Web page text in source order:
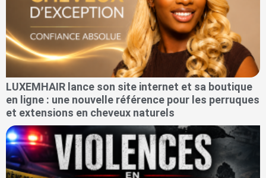
LUXEMHAIR lance son site internet et sa boutique
en ligne : une nouvelle référence pour les perruques
et extensions en cheveux naturels